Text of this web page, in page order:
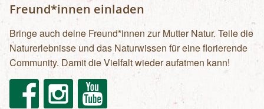
Freund*innen einladen
Bringe auch deine Freund*innen zur Mutter Natur. Teile die
Naturerlebnisse und das Naturwissen für eine florierende
Community. Damit die Vielfalt wieder aufatmen kann!
FacebookInstagram Youtube